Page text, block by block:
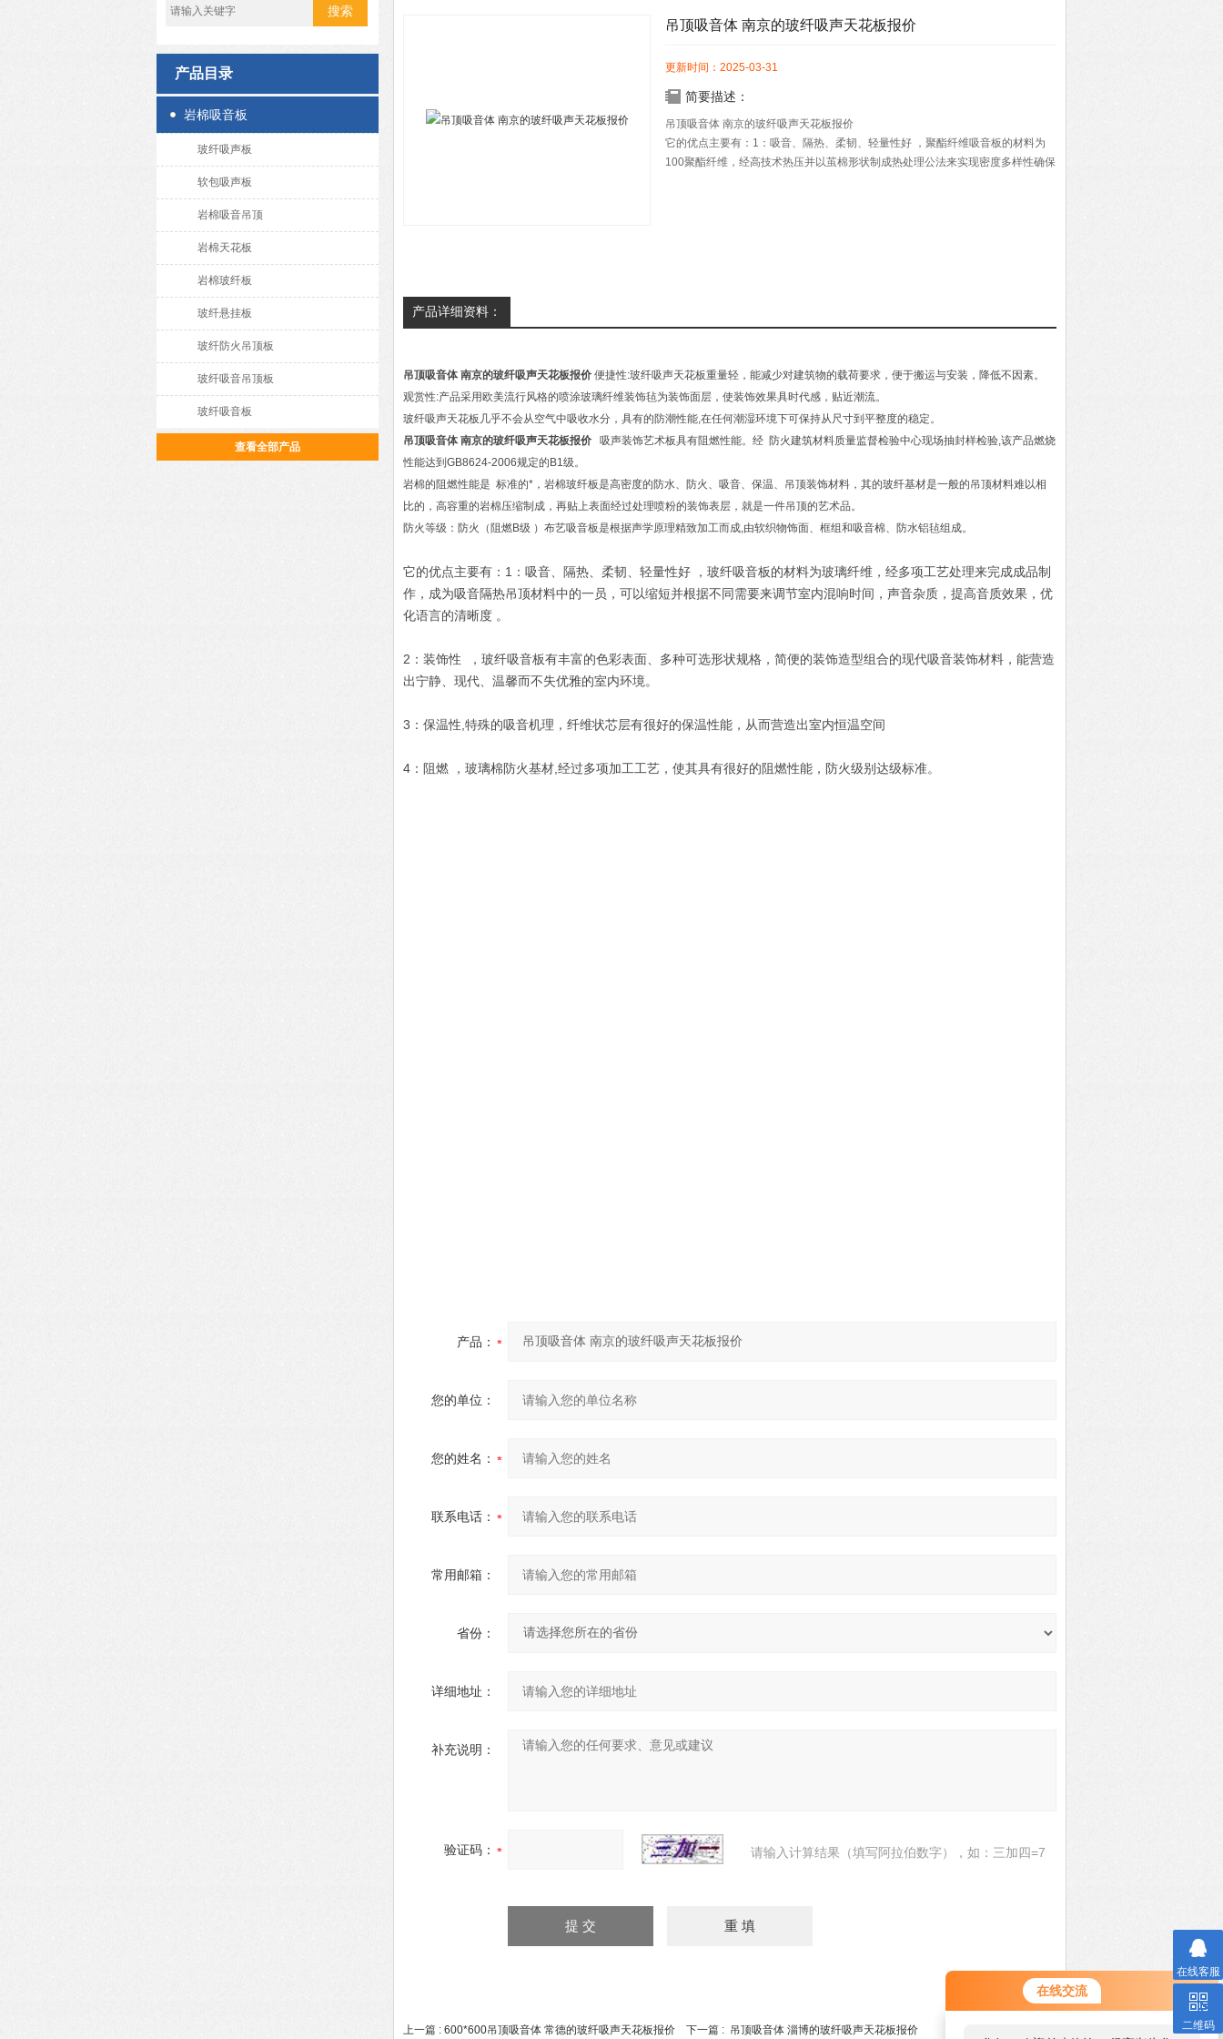
在线交流
产品目录
岩棉吸音板
玻纤吸声板
软包吸声板
岩棉吸音吊顶
岩棉天花板
岩棉玻纤板
玻纤悬挂板
玻纤防火吊顶板
玻纤吸音吊顶板
玻纤吸音板
查看全部产品
吊顶吸音体 南京的玻纤吸声天花板报价
更新时间：2025-03-31
简要描述：
吊顶吸音体 南京的玻纤吸声天花板报价
它的优点主要有：1：吸音、隔热、柔韧、轻量性好 ，聚酯纤维吸音板的材料为
100聚酯纤维，经高技术热压并以茧棉形状制成热处理公法来实现密度多样性确保
产品详细资料：
吊顶吸音体 南京的玻纤吸声天花板报价 便捷性:玻纤吸声天花板重量轻，能减少对建筑物的载荷要求，便于搬运与安装，降低不因素。
观赏性:产品采用欧美流行风格的喷涂玻璃纤维装饰毡为装饰面层，使装饰效果具时代感，贴近潮流。
玻纤吸声天花板几乎不会从空气中吸收水分，具有的防潮性能,在任何潮湿环境下可保持从尺寸到平整度的稳定。
吊顶吸音体 南京的玻纤吸声天花板报价
吸声装饰艺术板具有阻燃性能。经 防火建筑材料质量监督检验中心现场抽封样检验,该产品燃烧
性能达到GB8624-2006规定的B1级。
岩棉的阻燃性能是 标准的*，岩棉玻纤板是高密度的防水、防火、吸音、保温、吊顶装饰材料，其的玻纤基材是一般的吊顶材料难以相
比的，高容重的岩棉压缩制成，再贴上表面经过处理喷粉的装饰表层，就是一件吊顶的艺术品。
防火等级：防火（阻燃B级 ）布艺吸音板是根据声学原理精致加工而成,由软织物饰面、框组和吸音棉、防水铝毡组成。
它的优点主要有：1：吸音、隔热、柔韧、轻量性好 ，玻纤吸音板的材料为玻璃纤维，经多项工艺处理来完成成品制
作，成为吸音隔热吊顶材料中的一员，可以缩短并根据不同需要来调节室内混响时间，声音杂质，提高音质效果，优
化语言的清晰度 。
2：装饰性 ，玻纤吸音板有丰富的色彩表面、多种可选形状规格，简便的装饰造型组合的现代吸音装饰材料，能营造
出宁静、现代、温馨而不失优雅的室内环境。
3：保温性,特殊的吸音机理，纤维状芯层有很好的保温性能，从而营造出室内恒温空间
4：阻燃 ，玻璃棉防火基材,经过多项加工工艺，使其具有很好的阻燃性能，防火级别达级标准。
产品：
您的单位：
您的姓名：
联系电话：
常用邮箱：
省份：
详细地址：
补充说明：
验证码： 请输入计算结果（填写阿拉伯数字），如：三加四=7
上一篇 : 600*600吊顶吸音体 常德的玻纤吸声天花板报价 下一篇 : 吊顶吸音体 淄博的玻纤吸声天花板报价
在线客服
二维码